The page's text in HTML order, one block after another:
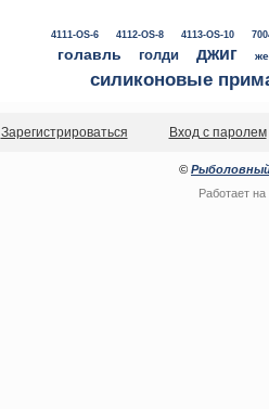
4111-OS-6 4112-OS-8 4113-OS-10
голавль голди джиг
силиконовые
Зарегистрироваться Вход с паролем
© Рыболовный
Работает